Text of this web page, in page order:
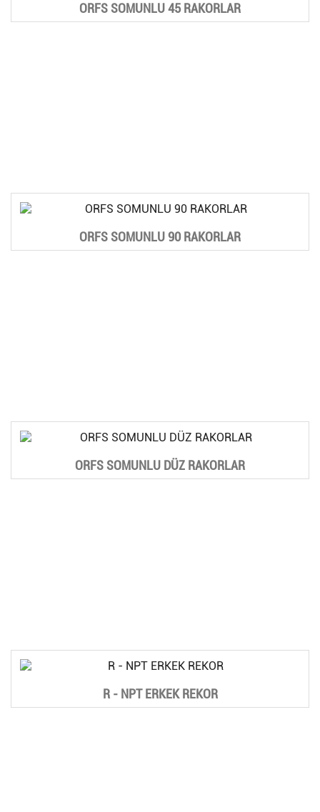
ORFS SOMUNLU 45 RAKORLAR
ORFS SOMUNLU 90 RAKORLAR
ORFS SOMUNLU DÜZ RAKORLAR
R - NPT ERKEK REKOR